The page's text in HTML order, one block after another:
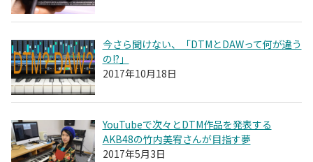
今さら聞けない、「DTMとDAWって何が違う
の!?」
2017年10月18日
YouTubeで次々とDTM作品を発表する
AKB48の竹内美宥さんが目指す夢
2017年5月3日